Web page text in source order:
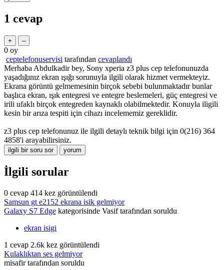
1 cevap
0 oy
ceptelefonuservisi tarafından cevaplandı
Merhaba Abdulkadir bey, Sony xperia z3 plus cep telefonunuzda
yaşadığınız ekran ışığı sorunuyla ilgili olarak hizmet vermekteyiz.
Ekrana görüntü gelmemesinin birçok sebebi bulunmaktadır bunlar
başlıca ekran, ışık entegresi ve entegre beslemeleri, güç entegresi ve
irili ufaklı birçok entegreden kaynaklı olabilmektedir. Konuyla iligili
kesin bir arıza tespiti için cihazı incelememiz gereklidir.
z3 plus cep telefonunuz ile ilgili detaylı teknik bilgi için 0(216) 364
4858'i arayabilirsiniz.
İlgili sorular
0 cevap 414 kez görüntülendi
Samsun gt e2152 ekrana isik gelmiyor
Galaxy S7 Edge kategorisinde Vasif tarafından soruldu
ekran isigi
1 cevap 2.6k kez görüntülendi
Kulaklıktan ses gelmiyor
misafir tarafından soruldu